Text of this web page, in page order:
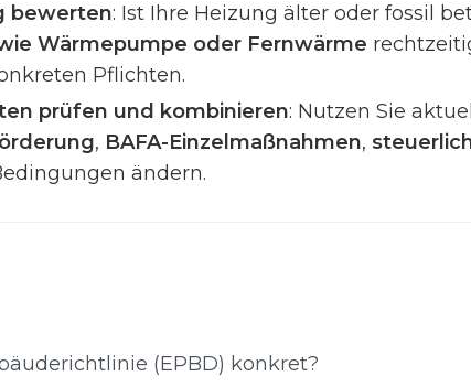
bewerten: Ist Ihre Heizung älter oder fossil
Wärmepumpe oder Fernwärme
Pflichten.
prüfen und kombinieren: Nutzen Sie
, BAFA-Einzelmaßnahmen,
ändern.
(EPBD) konkret?